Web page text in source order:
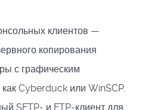
клиентов —
копирования
с графическим
Cyberduck или WinSCP.
SFTP- и FTP-клиент для